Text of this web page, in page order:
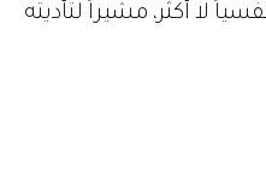
لا أكثر، مشيراً لتأديته